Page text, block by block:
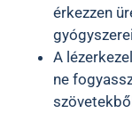
érkezzen
A
ne